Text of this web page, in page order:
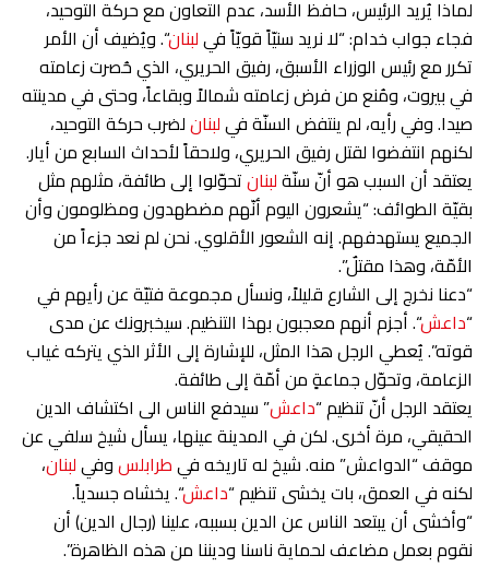
لماذا يُريد الرئيس، حافظ الأسد، عدم التعاون مع حركة التوحيد،
فجاء جواب خدام: “لا نريد سنيّاً قويّاً فيلبنان“. ويُضيف أن الأمر
تكرر مع رئيس الوزراء الأسبق، رفيق الحريري، الذي حُصرت زعامته
في بيروت، ومُنع من فرض زعامته شمالاً وبقاعاً، وحتى في مدينته
صيدا. وفي رأيه، لم ينتفض السنّة فيلبنانلضرب حركة التوحيد،
لكنهم انتفضوا لقتل رفيق الحريري، ولاحقاً لأحداث السابع من أيار.
يعتقد أن السبب هو أنّ سنّةلبنانتحوّلوا إلى طائفة، مثلهم مثل
بقيّة الطوائف: “يشعرون اليوم أنّهم مضطهدون ومظلومون وأن
الجميع يستهدفهم. إنه الشعور الأقلوي. نحن لم نعد جزءاً من
الأمّة، وهذا مقتلٌ”.
“دعنا نخرج إلى الشارع قليلاً، ونسأل مجموعة فتيّة عن رأيهم في
“داعش“. أجزم أنهم معجبون بهذا التنظيم. سيخبرونك عن مدى
قوته”. يُعطي الرجل هذا المثل، للإشارة إلى الأثر الذي يتركه غياب
الزعامة، وتحوّل جماعةٍ من أمّة إلى طائفة.
يعتقد الرجل أنّ تنظيم “داعش” سيدفع الناس الى اكتشاف الدين
الحقيقي، مرة أخرى. لكن في المدينة عينها، يسأل شيخ سلفي عن
موقف “الدواعش” منه. شيخ له تاريخه فيطرابلسوفيلبنان،
لكنه في العمق، بات يخشى تنظيم “داعش“. يخشاه جسدياً.
“وأخشى أن يبتعد الناس عن الدين بسببه، علينا (رجال الدين) أن
نقوم بعمل مضاعف لحماية ناسنا وديننا من هذه الظاهرة”.